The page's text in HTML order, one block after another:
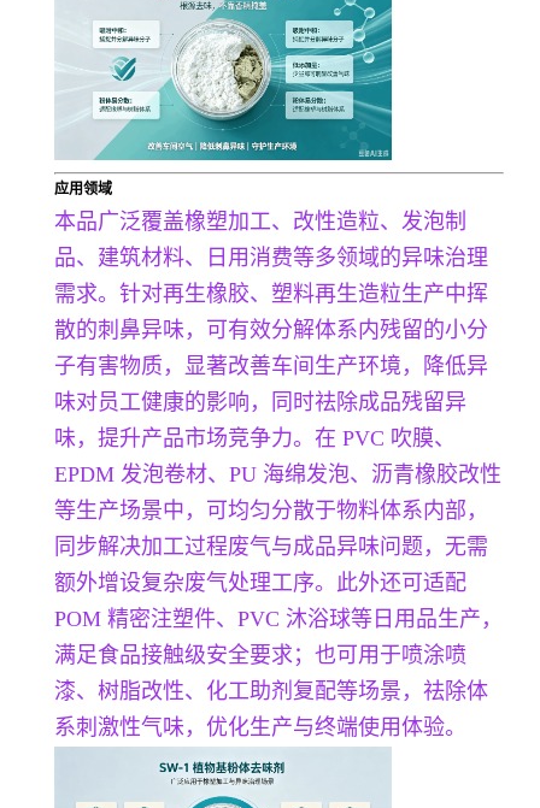
应用领域
本品广泛覆盖橡塑加工、改性造粒、发泡制
品、建筑材料、日用消费等多领域的异味治理
需求。针对再生橡胶、塑料再生造粒生产中挥
散的刺鼻异味，可有效分解体系内残留的小分
子有害物质，显著改善车间生产环境，降低异
味对员工健康的影响，同时祛除成品残留异
味，提升产品市场竞争力。在 PVC 吹膜、
EPDM 发泡卷材、PU 海绵发泡、沥青橡胶改性
等生产场景中，可均匀分散于物料体系内部，
同步解决加工过程废气与成品异味问题，无需
额外增设复杂废气处理工序。此外还可适配
POM 精密注塑件、PVC 沐浴球等日用品生产，
满足食品接触级安全要求；也可用于喷涂喷
漆、树脂改性、化工助剂复配等场景，祛除体
系刺激性气味，优化生产与终端使用体验。